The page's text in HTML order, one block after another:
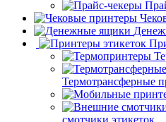
Термотрансферные